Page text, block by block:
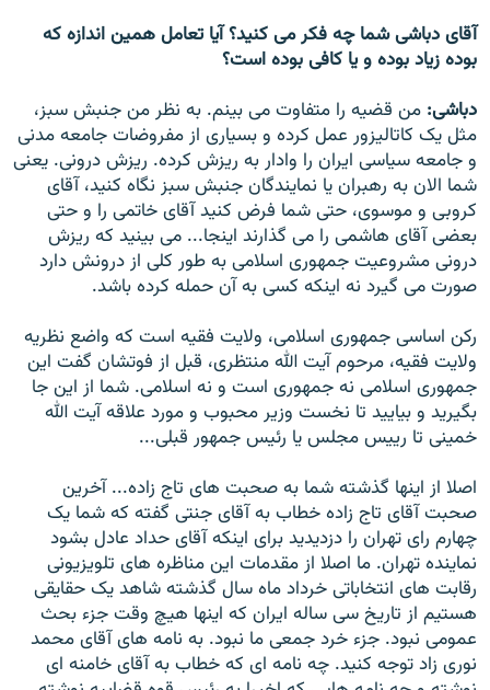
آقای دباشی شما چه فکر می کنيد؟ آيا تعامل همين اندازه که
بوده زياد بوده و يا کافی بوده است؟
دباشی: من قضيه را متفاوت می بينم. به نظر من جنبش سبز،
مثل يک کاتاليزور عمل کرده و بسياری از مفروضات جامعه مدنی
و جامعه سياسی ايران را وادار به ريزش کرده. ريزش درونی. يعنی
شما الان به رهبران يا نمايندگان جنبش سبز نگاه کنيد، آقای
کروبی و موسوی، حتی شما فرض کنيد آقای خاتمی را و حتی
بعضی آقای هاشمی را می گذارند اينجا... می بينيد که ريزش
درونی مشروعيت جمهوری اسلامی به طور کلی از درونش دارد
صورت می گيرد نه اينکه کسی به آن حمله کرده باشد.
رکن اساسی جمهوری اسلامی، ولايت فقيه است که واضع نظريه
ولايت فقيه، مرحوم آيت الله منتظری، قبل از فوتشان گفت اين
جمهوری اسلامی نه جمهوری است و نه اسلامی. شما از اين جا
بگيريد و بياييد تا نخست وزير محبوب و مورد علاقه آيت الله
خمينی تا رییس مجلس یا رئيس جمهور قبلی...
اصلا از اينها گذشته شما به صحبت های تاج زاده... آخرين
صحبت آقای تاج زاده خطاب به آقای جنتی گفته که شما يک
چهارم رای تهران را دزديديد برای اينکه آقای حداد عادل بشود
نماينده تهران. ما اصلا از مقدمات اين مناظره های تلويزيونی
رقابت های انتخاباتی خرداد ماه سال گذشته شاهد يک حقايقی
هستيم از تاريخ سی ساله ايران که اينها هيچ وقت جزء بحث
عمومی نبود. جزء خرد جمعی ما نبود. به نامه های آقای محمد
نوری زاد توجه کنيد. چه نامه ای که خطاب به آقای خامنه ای